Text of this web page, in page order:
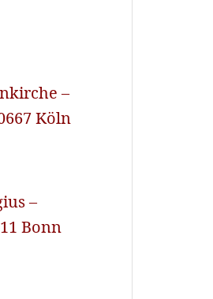
–
Köln
–
Bonn